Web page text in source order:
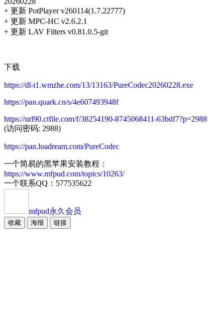
+ 更新 PotPlayer v260114(1.7.22777)
+ 更新 MPC-HC v2.6.2.1
+ 更新 LAV Filters v0.81.0.5-git
下载
https://dl-t1.wmzhe.com/13/13163/PureCodec20260228.exe
https://pan.quark.cn/s/4e607493948f
https://url90.ctfile.com/f/38254190-8745068411-63bdf7?p=2988
(访问密码: 2988)
https://pan.loadream.com/PureCodec
一个简易的黑苹果安装教程：
https://www.mfpud.com/topics/10263/
一个联系QQ：577535622
mfpud永久会员
收藏 海报 链接